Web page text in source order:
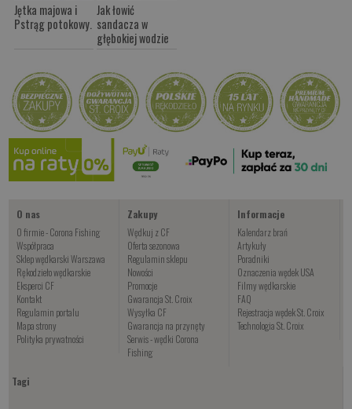
Jętka majowa i
Pstrąg potokowy.
Jak łowić
sandacza w
głębokiej wodzie
O nas
O firmie - Corona Fishing
Współpraca
Sklep wędkarski Warszawa
Rękodzieło wędkarskie
Eksperci CF
Kontakt
Regulamin portalu
Mapa strony
Polityka prywatności
Zakupy
Wędkuj z CF
Oferta sezonowa
Regulamin sklepu
Nowości
Promocje
Gwarancja St. Croix
Wysyłka CF
Gwarancja na przynęty
Serwis - wędki Corona
Fishing
Informacje
Kalendarz brań
Artykuły
Poradniki
Oznaczenia wędek USA
Filmy wędkarskie
FAQ
Rejestracja wędek St. Croix
Technologia St. Croix
Tagi